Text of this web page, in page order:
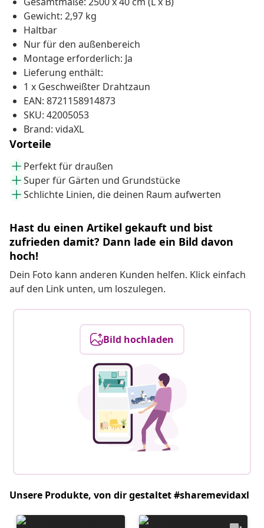
Gewicht: 2,97 kg
Haltbar
Nur für den außenbereich
Montage erforderlich: Ja
Lieferung enthält:
1 x Geschweißter Drahtzaun
EAN: 8721158914873
SKU: 42005053
Brand: vidaXL
Vorteile
Perfekt für draußen
Super für Gärten und Grundstücke
Schlichte Linien, die deinen Raum aufwerten
Hast du einen Artikel gekauft und bist
zufrieden damit? Dann lade ein Bild davon
hoch!
Dein Foto kann anderen Kunden helfen. Klick einfach
auf den Link unten, um loszulegen.
Bild hochladen
Unsere Produkte, von dir gestaltet #sharemevidaxl